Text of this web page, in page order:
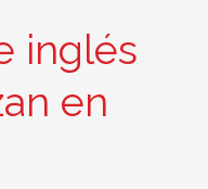
inglés
en